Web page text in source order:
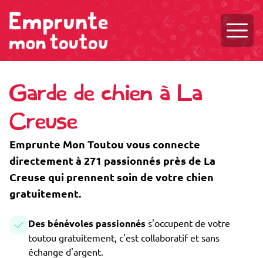
Garde de chien à La
Creuse
Emprunte Mon Toutou vous connecte
directement à 271 passionnés près de La
Creuse qui prennent soin de votre chien
gratuitement.
Des bénévoles passionnés s'occupent de votre
toutou gratuitement, c'est collaboratif et sans
échange d'argent.